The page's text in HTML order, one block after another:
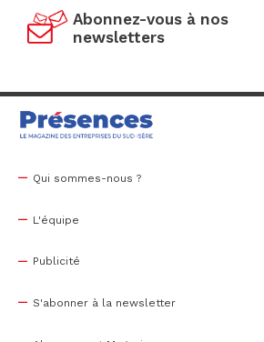
Abonnez-vous à nos
newsletters
Qui sommes-nous ?
L'équipe
Publicité
S'abonner à la newsletter